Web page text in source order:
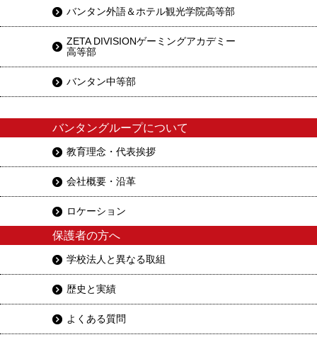
バンタン外語＆ホテル観光学院高等部
ZETA DIVISIONゲーミングアカデミー
高等部
バンタン中等部
バンタングループについて
教育理念・代表挨拶
会社概要・沿革
ロケーション
保護者の方へ
学校法人と異なる取組
歴史と実績
よくある質問